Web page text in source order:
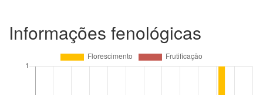
Informações fenológicas